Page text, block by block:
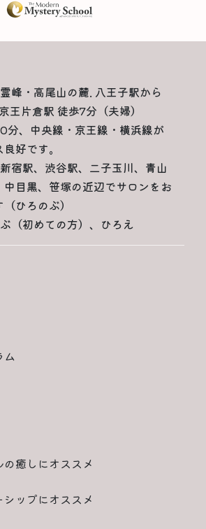
峰・高尾山の麓. 八王子駅から
王片倉駅 徒歩7分（夫婦）
、中央線・京王線・横浜線が
好です。
宿駅、渋谷駅、二子玉川、青山
目黒、笹塚の近辺でサロンをお
ひろのぶ）
（初めての方）、ひろえ
ム
癒しにオススメ
ップにオススメ